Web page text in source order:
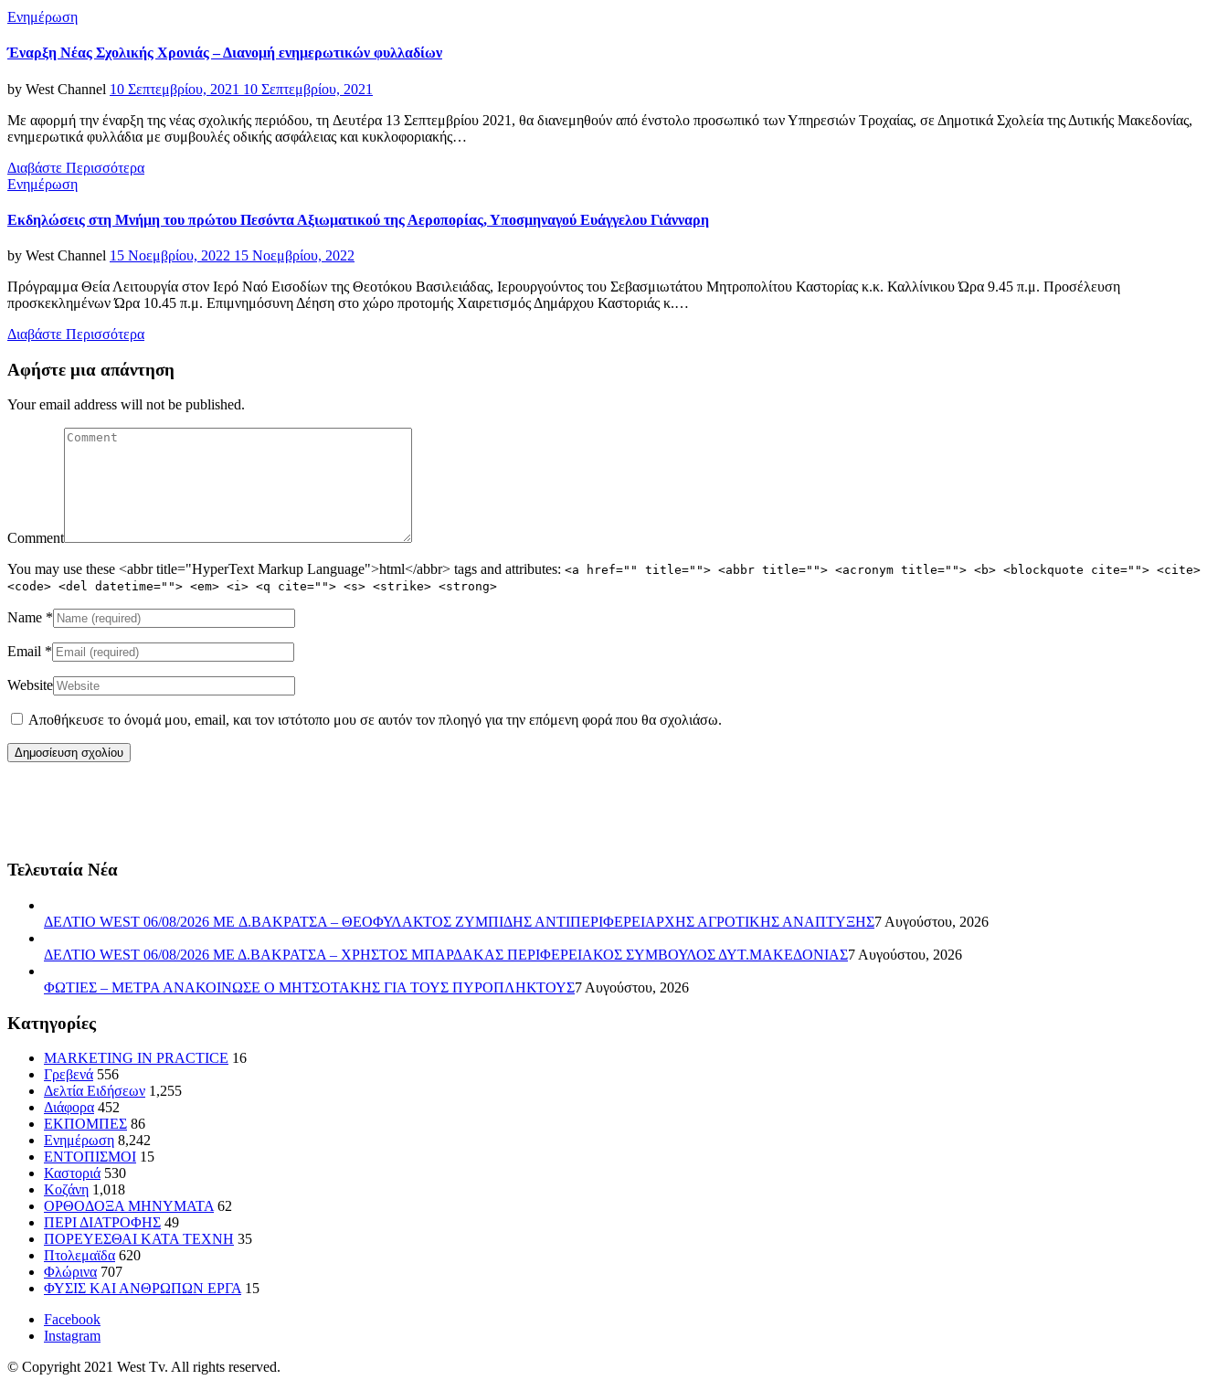
Categories
Ενημέρωση
Έναρξη Νέας Σχολικής Χρονιάς – Διανομή ενημερωτικών φυλλαδίων
by West Channel Posted
10 Σεπτεμβρίου, 2021 10 Σεπτεμβρίου, 2021
Με αφορμή την έναρξη της νέας σχολικής περιόδου, τη Δευτέρα 13 Σεπτεμβρίου 2021, θα διανεμηθούν από ένστολο προσωπικό των Υπηρεσιών Τροχαίας, σε Δημοτικά Σχολεία της Δυτικής Μακεδονίας,
ενημερωτικά φυλλάδια με συμβουλές οδικής ασφάλειας και κυκλοφοριακής…
Διαβάστε Περισσότερα
Categories
Ενημέρωση
Εκδηλώσεις στη Μνήμη του πρώτου Πεσόντα Αξιωματικού της Αεροπορίας, Υποσμηναγού Ευάγγελου Γιάνναρη
by West Channel Posted
15 Νοεμβρίου, 2022 15 Νοεμβρίου, 2022
Πρόγραμμα Θεία Λειτουργία στον Ιερό Ναό Εισοδίων της Θεοτόκου Βασιλειάδας, Ιερουργούντος του Σεβασμιωτάτου Μητροπολίτου Καστορίας κ.κ. Καλλίνικου Ώρα 9.45 π.μ. Προσέλευση
προσκεκλημένων Ώρα 10.45 π.μ. Επιμνημόσυνη Δέηση στο χώρο προτομής Χαιρετισμός Δημάρχου Καστοριάς κ.…
Διαβάστε Περισσότερα
Αφήστε μια απάντηση
Your email address will not be published.
Comment
You may use these <abbr title="HyperText Markup Language">html</abbr> tags and attributes: <a href="" title=""> <abbr title=""> <acronym title=""> <b> <blockquote cite=""> <cite>
<code> <del datetime=""> <em> <i> <q cite=""> <s> <strike> <strong>
Name *
Email *
Website
Αποθήκευσε το όνομά μου, email, και τον ιστότοπο μου σε αυτόν τον πλοηγό για την επόμενη φορά που θα σχολιάσω.
Τελευταία Νέα
ΔΕΛΤΙΟ WEST 06/08/2026 ME Δ.ΒΑΚΡΑΤΣΑ – ΘΕΟΦΥΛΑΚΤΟΣ ΖΥΜΠΙΔΗΣ ΑΝΤΙΠΕΡΙΦΕΡΕΙΑΡΧΗΣ ΑΓΡΟΤΙΚΗΣ ΑΝΑΠΤΥΞΗΣ7 Αυγούστου, 2026
ΔΕΛΤΙΟ WEST 06/08/2026 ΜΕ Δ.ΒΑΚΡΑΤΣΑ – ΧΡΗΣΤΟΣ ΜΠΑΡΔΑΚΑΣ ΠΕΡΙΦΕΡΕΙΑΚΟΣ ΣΥΜΒΟΥΛΟΣ ΔΥΤ.ΜΑΚΕΔΟΝΙΑΣ7 Αυγούστου, 2026
ΦΩΤΙΕΣ – ΜΕΤΡΑ ΑΝΑΚΟΙΝΩΣΕ Ο ΜΗΤΣΟΤΑΚΗΣ ΓΙΑ ΤΟΥΣ ΠΥΡΟΠΛΗΚΤΟΥΣ7 Αυγούστου, 2026
Kατηγορίες
MARKETING IN PRACTICE 16
Γρεβενά 556
Δελτία Ειδήσεων 1,255
Διάφορα 452
ΕΚΠΟΜΠΕΣ 86
Ενημέρωση 8,242
ΕΝΤΟΠΙΣΜΟΙ 15
Καστοριά 530
Κοζάνη 1,018
ΟΡΘΟΔΟΞΑ ΜΗΝΥΜΑΤΑ 62
ΠΕΡΙ ΔΙΑΤΡΟΦΗΣ 49
ΠΟΡΕΥΕΣΘΑΙ ΚΑΤΑ ΤΕΧΝΗ 35
Πτολεμαϊδα 620
Φλώρινα 707
ΦΥΣΙΣ ΚΑΙ ΑΝΘΡΩΠΩΝ ΕΡΓΑ 15
Facebook
Instagram
© Copyright 2021 West Tv. All rights reserved.